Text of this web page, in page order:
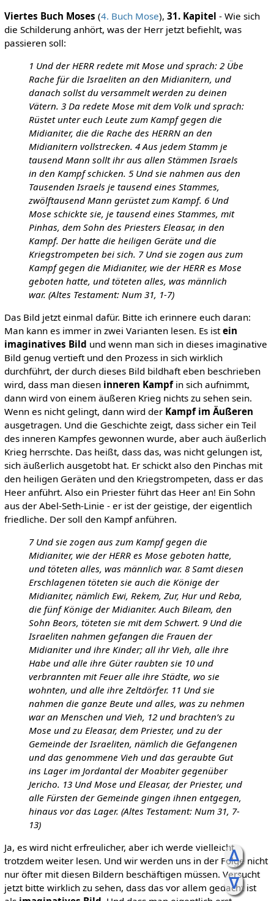
ᐃ
ᐁ
Viertes Buch Moses (4. Buch Mose), 31. Kapitel - Wie sich
die Schilderung anhört, was der Herr jetzt befiehlt, was
passieren soll:
1 Und der HERR redete mit Mose und sprach: 2 Übe
Rache für die Israeliten an den Midianitern, und
danach sollst du versammelt werden zu deinen
Vätern. 3 Da redete Mose mit dem Volk und sprach:
Rüstet unter euch Leute zum Kampf gegen die
Midianiter, die die Rache des HERRN an den
Midianitern vollstrecken. 4 Aus jedem Stamm je
tausend Mann sollt ihr aus allen Stämmen Israels
in den Kampf schicken. 5 Und sie nahmen aus den
Tausenden Israels je tausend eines Stammes,
zwölftausend Mann gerüstet zum Kampf. 6 Und
Mose schickte sie, je tausend eines Stammes, mit
Pinhas, dem Sohn des Priesters Eleasar, in den
Kampf. Der hatte die heiligen Geräte und die
Kriegstrompeten bei sich. 7 Und sie zogen aus zum
Kampf gegen die Midianiter, wie der HERR es Mose
geboten hatte, und töteten alles, was männlich
war. (Altes Testament: Num 31, 1-7)
Das Bild jetzt einmal dafür. Bitte ich erinnere euch daran:
Man kann es immer in zwei Varianten lesen. Es istein
imaginatives Bild und wenn man sich in dieses imaginative
Bild genug vertieft und den Prozess in sich wirklich
durchführt, der durch dieses Bild bildhaft eben beschrieben
wird, dass man diesen inneren Kampfin sich aufnimmt,
dann wird von einem äußeren Krieg nichts zu sehen sein.
Wenn es nicht gelingt, dann wird der Kampf im Äußeren
ausgetragen. Und die Geschichte zeigt, dass sicher ein Teil
des inneren Kampfes gewonnen wurde, aber auch äußerlich
Krieg herrschte. Das heißt, dass das, was nicht gelungen ist,
sich äußerlich ausgetobt hat. Er schickt also den Pinchas mit
den heiligen Geräten und den Kriegstrompeten, dass er das
Heer anführt. Also ein Priester führt das Heer an! Ein Sohn
aus der Abel-Seth-Linie - er ist der geistige, der eigentlich
friedliche. Der soll den Kampf anführen.
7 Und sie zogen aus zum Kampf gegen die
Midianiter, wie der HERR es Mose geboten hatte,
und töteten alles, was männlich war. 8 Samt diesen
Erschlagenen töteten sie auch die Könige der
Midianiter, nämlich Ewi, Rekem, Zur, Hur und Reba,
die fünf Könige der Midianiter. Auch Bileam, den
Sohn Beors, töteten sie mit dem Schwert. 9 Und die
Israeliten nahmen gefangen die Frauen der
Midianiter und ihre Kinder; all ihr Vieh, alle ihre
Habe und alle ihre Güter raubten sie 10 und
verbrannten mit Feuer alle ihre Städte, wo sie
wohnten, und alle ihre Zeltdörfer. 11 Und sie
nahmen die ganze Beute und alles, was zu nehmen
war an Menschen und Vieh, 12 und brachten’s zu
Mose und zu Eleasar, dem Priester, und zu der
Gemeinde der Israeliten, nämlich die Gefangenen
und das genommene Vieh und das geraubte Gut
ins Lager im Jordantal der Moabiter gegenüber
Jericho. 13 Und Mose und Eleasar, der Priester, und
alle Fürsten der Gemeinde gingen ihnen entgegen,
hinaus vor das Lager. (Altes Testament: Num 31, 7-
13)
Ja, es wird nicht erfreulicher, aber ich werde vielleicht
trotzdem weiter lesen. Und wir werden uns in der Folge nicht
nur öfter mit diesen Bildern beschäftigen müssen. Versucht
jetzt bitte wirklich zu sehen, dass das vor allem gedacht ist